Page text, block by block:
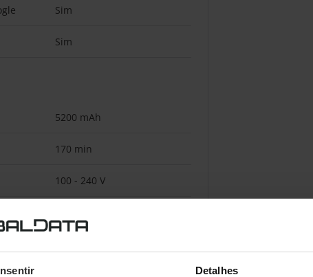
Detalhes
Sim
Sim
5200 mAh
170 min
100 - 240 V